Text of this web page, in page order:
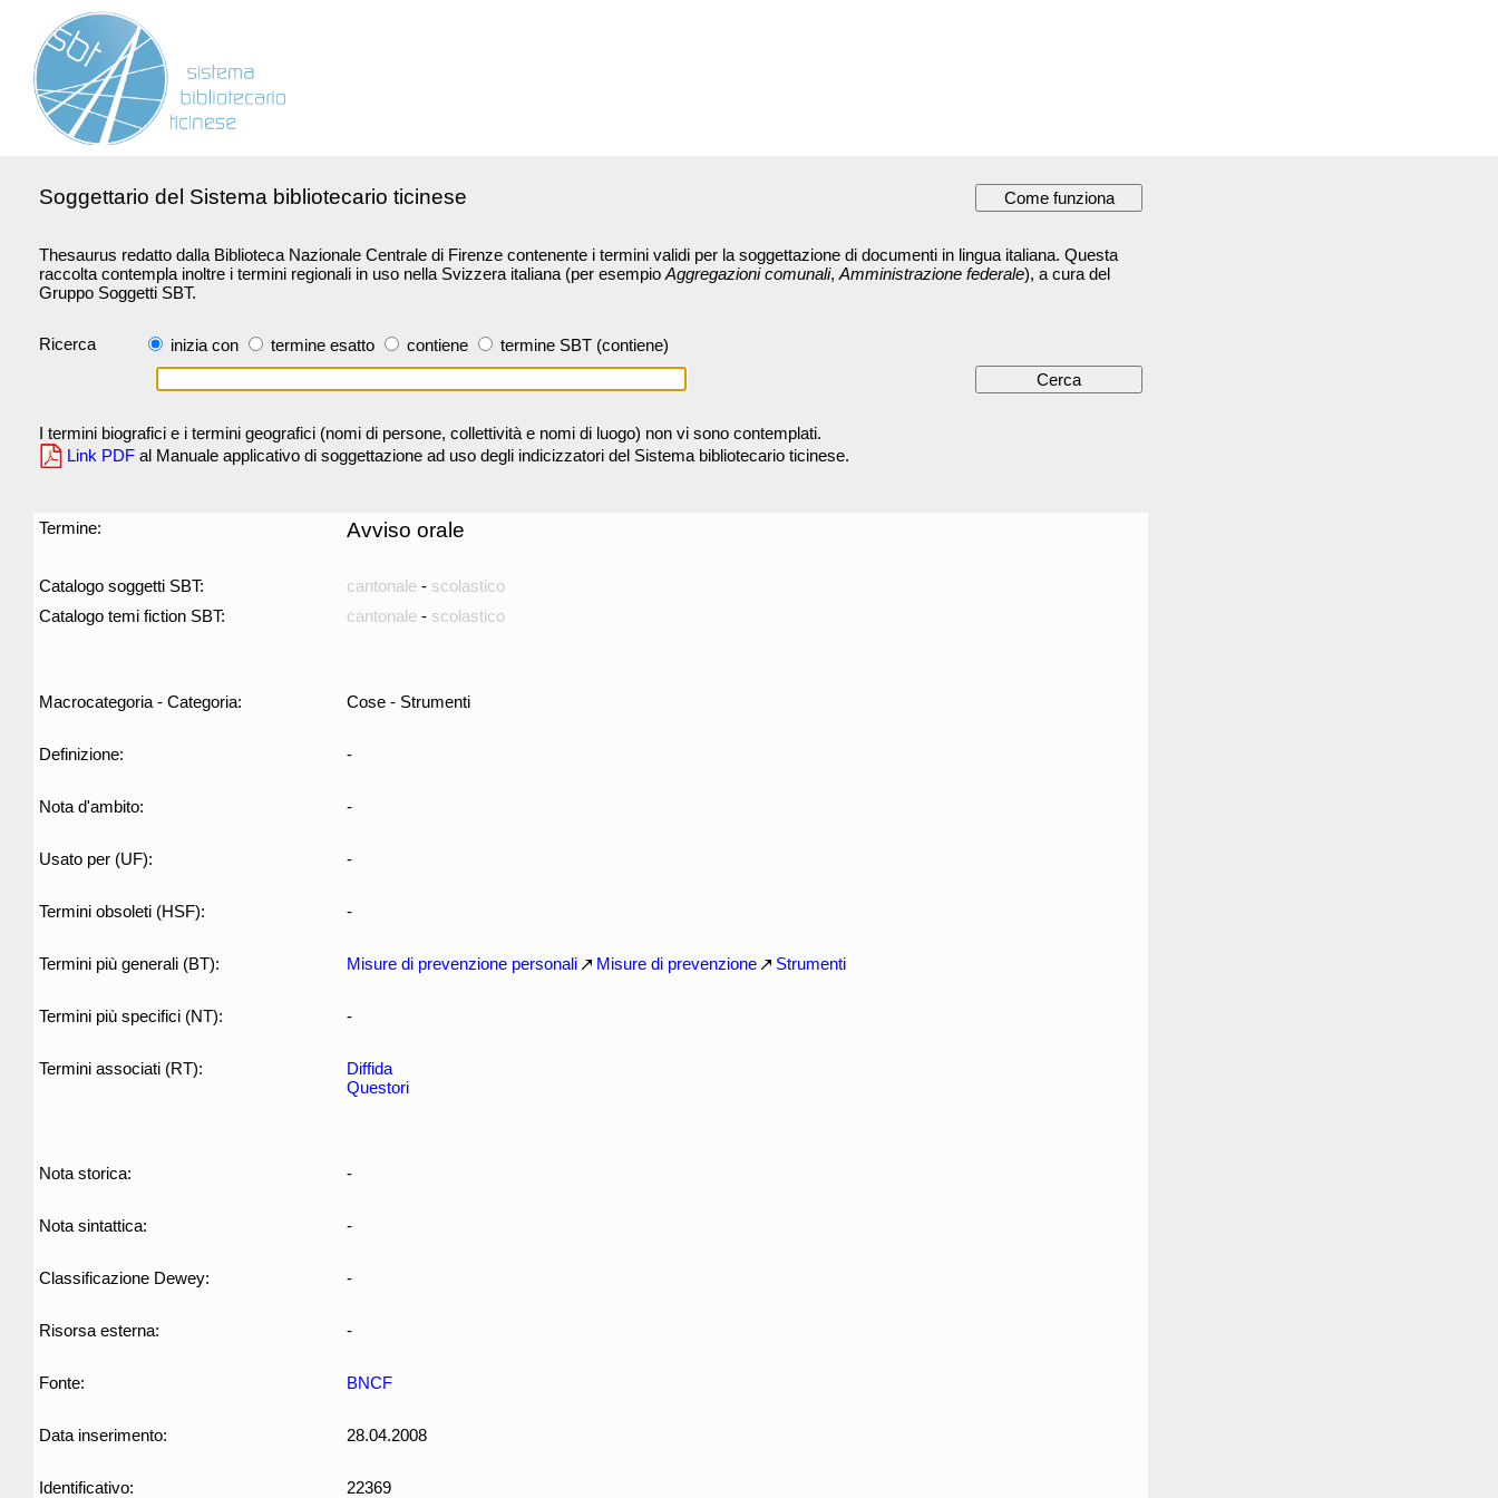
Soggettario del Sistema bibliotecario ticinese
Thesaurus redatto dalla Biblioteca Nazionale Centrale di Firenze contenente i termini validi per la soggettazione di documenti in lingua italiana. Questa
raccolta contempla inoltre i termini regionali in uso nella Svizzera italiana (per esempio Aggregazioni comunali, Amministrazione federale), a cura del
Gruppo Soggetti SBT.
Ricerca inizia con termine esatto contiene termine SBT (contiene)
I termini biografici e i termini geografici (nomi di persone, collettività e nomi di luogo) non vi sono contemplati.
Link PDF al Manuale applicativo di soggettazione ad uso degli indicizzatori del Sistema bibliotecario ticinese.
Termine: Avviso orale
Catalogo soggetti SBT: cantonale - scolastico
Catalogo temi fiction SBT:
cantonale - scolastico
Macrocategoria - Categoria: Cose - Strumenti
Definizione: -
Nota d'ambito: -
Usato per (UF): -
Termini obsoleti (HSF): -
Termini più generali (BT): Misure di prevenzione personali Misure di prevenzione Strumenti
Termini più specifici (NT): -
Termini associati (RT):
Diffida
Questori
Nota storica: -
Nota sintattica: -
Classificazione Dewey: -
Risorsa esterna: -
Fonte: BNCF
Data inserimento: 28.04.2008
Identificativo: 22369